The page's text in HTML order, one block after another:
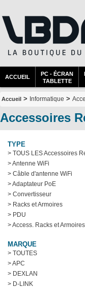
ACCUEIL
PC - ÉCRAN
TABLETTE
Accueil > Informatique >
Accessoires
TYPE
> TOUS LES Accessoires
> Antenne WiFi
> Câble d'antenne WiFi
> Adaptateur PoE
> Convertisseur
> Racks et Armoires
> PDU
> Access. Racks et Armoires
MARQUE
> TOUTES
> APC
> DEXLAN
> D-LINK